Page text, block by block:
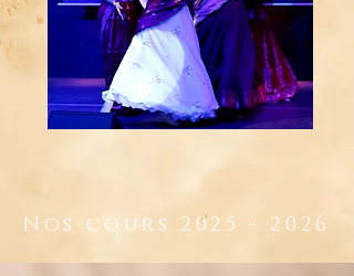
Nos cours 2025 - 2026